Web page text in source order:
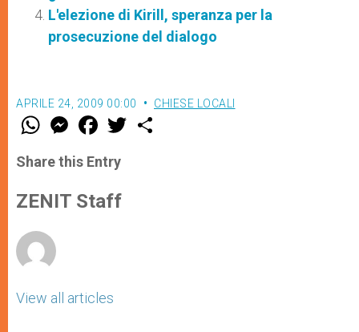
L'elezione di Kirill, speranza per la
prosecuzione del dialogo
APRILE 24, 2009 00:00 CHIESE LOCALI
W
t
s
p
p
M
e
s
e
g
e
F
a
e
b
o
k
w
Share this Entry
ZENIT Staff
View all articles